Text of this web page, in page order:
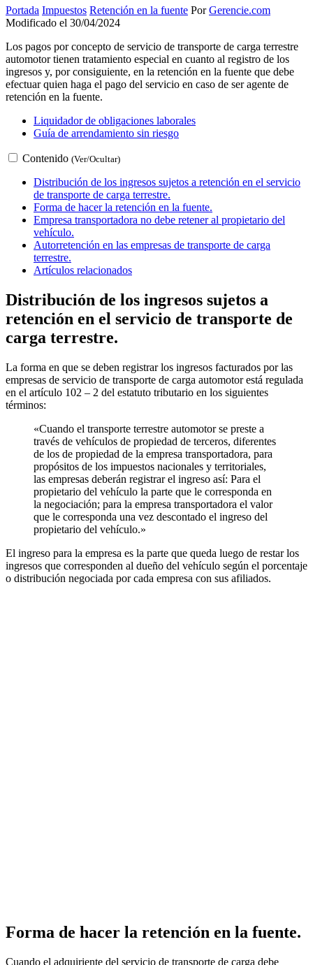
Portada Impuestos Retención en la fuente PorGerencie.com
Modificado el 30/04/2024
Los pagos por concepto de servicio de transporte de carga terrestre
automotor tienen tratamiento especial en cuanto al registro de los
ingresos y, por consiguiente, en la retención en la fuente que debe
efectuar quien haga el pago del servicio en caso de ser agente de
retención en la fuente.
Liquidador de obligaciones laborales
Guía de arrendamiento sin riesgo
Contenido (Ver/Ocultar)
Distribución de los ingresos sujetos a retención en el servicio
de transporte de carga terrestre.
Forma de hacer la retención en la fuente.
Empresa transportadora no debe retener al propietario del
vehículo.
Autorretención en las empresas de transporte de carga
terrestre.
Artículos relacionados
Distribución de los ingresos sujetos a
retención en el servicio de transporte de
carga terrestre.
La forma en que se deben registrar los ingresos facturados por las
empresas de servicio de transporte de carga automotor está regulada
en el artículo 102 – 2 del estatuto tributario en los siguientes
términos:
«Cuando el transporte terrestre automotor se preste a
través de vehículos de propiedad de terceros, diferentes
de los de propiedad de la empresa transportadora, para
propósitos de los impuestos nacionales y territoriales,
las empresas deberán registrar el ingreso así: Para el
propietario del vehículo la parte que le corresponda en
la negociación; para la empresa transportadora el valor
que le corresponda una vez descontado el ingreso del
propietario del vehículo.»
El ingreso para la empresa es la parte que queda luego de restar los
ingresos que corresponden al dueño del vehículo según el porcentaje
o distribución negociada por cada empresa con sus afiliados.
Forma de hacer la retención en la fuente.
Cuando el adquiriente del servicio de transporte de carga debe